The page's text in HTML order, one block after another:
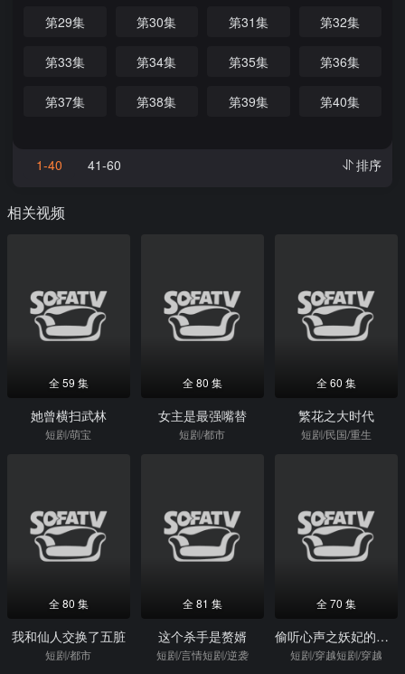
第29集 第30集 第31集 第32集
第33集 第34集 第35集 第36集
第37集 第38集 第39集 第40集
1-40 41-60 排序
相关视频
全 59 集
她曾横扫武林
短剧/萌宝
全 80 集
女主是最强嘴替
短剧/都市
全 60 集
繁花之大时代
短剧/民国/重生
全 80 集
我和仙人交换了五脏
短剧/都市
全 81 集
这个杀手是赘婿
短剧/言情短剧/逆袭
全 70 集
偷听心声之妖妃的职业素养
短剧/穿越短剧/穿越